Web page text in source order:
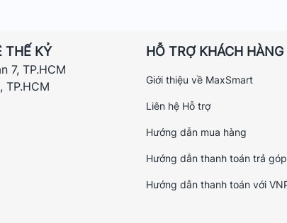
Minh Đúng Nghĩa
thông minh phổ biến. Như Apple
điều khiển đèn bằng giọng nói. Bạn
tắt đèn phòng khách”. Mọi thứ sẽ
công tắc.
THẾ KỶ
7, TP.HCM
TP.HCM
HỖ TRỢ KHÁCH HÀNG
Giới thiệu về MaxSmart
Liên hệ Hỗ trợ
Hướng dẫn mua hàng
Hướng dẫn thanh toán trả
Hướng dẫn thanh toán với